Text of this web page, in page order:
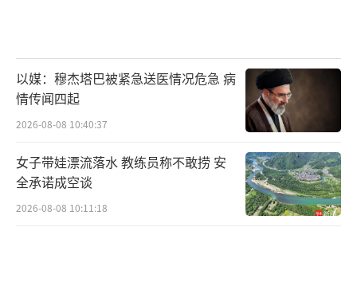
以媒：穆杰塔巴被紧急送医情况危急 病
情传闻四起
2026-08-08 10:40:37
女子带娃漂流落水 教练员称不敢捞 安
全承诺成空谈
2026-08-08 10:11:18